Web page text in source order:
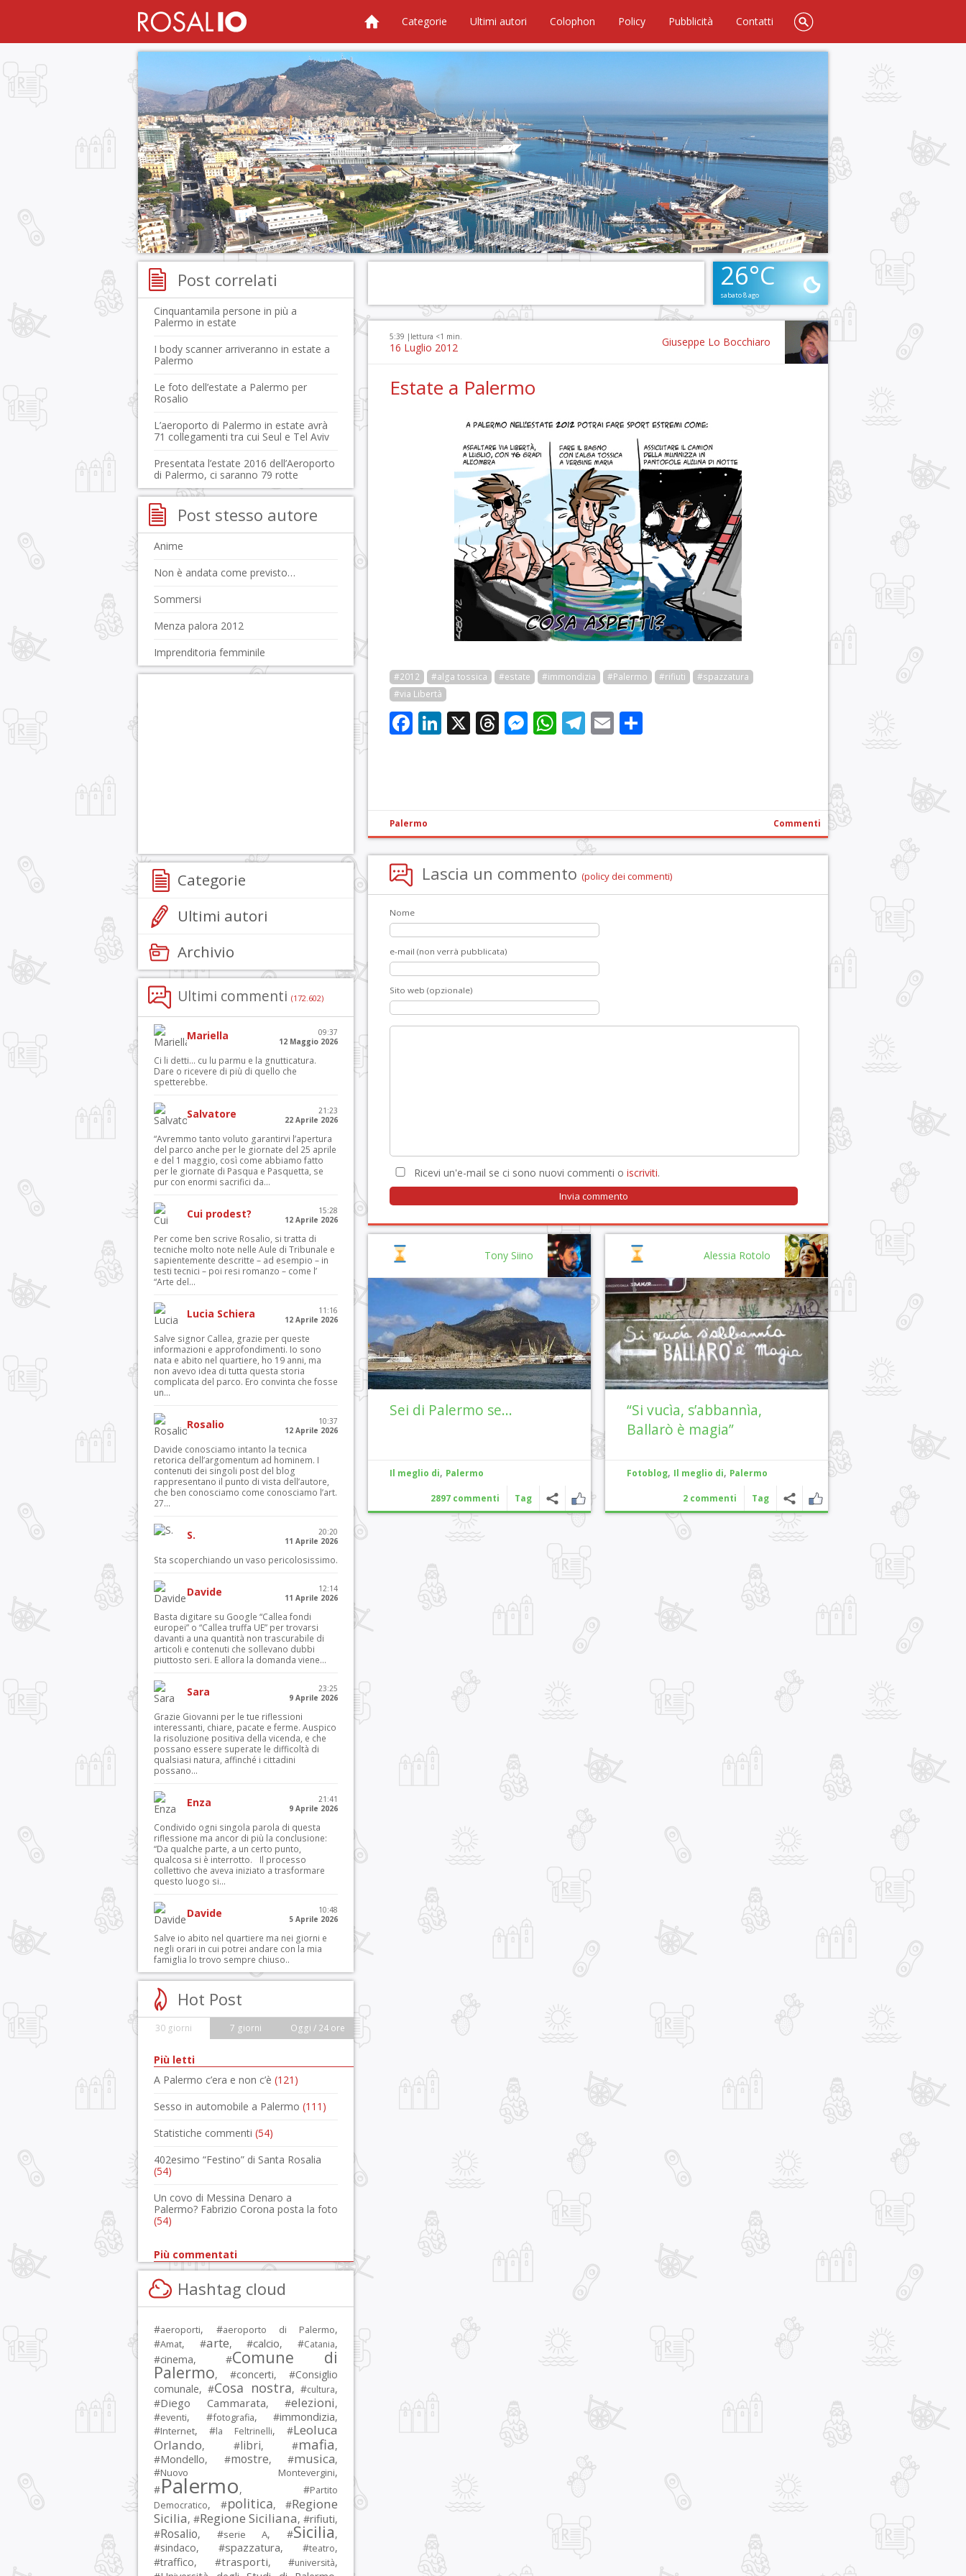
Categorie Ultimi autori Colophon Policy Pubblicità Contatti
26°C
sabato 8 ago
5:39 | lettura <1 min.
16 Luglio 2012 Giuseppe Lo Bocchiaro
Estate a Palermo
#2012 #alga tossica #estate #immondizia #Palermo #rifiuti
#spazzatura
#via Libertà
Facebook
LinkedIn
X Threads
Messenger
WhatsApp
Telegram
Email
Palermo Commenti
Lascia un commento (policy dei commenti)
Nome
e-mail (non verrà pubblicata)
Sito web (opzionale)
Ricevi un'e-mail se ci sono nuovi commenti o iscriviti.
Alessia Rotolo
“Si vucìa, s’abbannìa,
Ballarò è magia”
Fotoblog, Il meglio di, Palermo
2 commenti Tag
Tony Siino
Sei di Palermo se…
Il meglio di, Palermo
2897 commenti Tag
Post correlati
Cinquantamila persone in più a
Palermo in estate
I body scanner arriveranno in estate a
Palermo
Le foto dell’estate a Palermo per
Rosalio
L’aeroporto di Palermo in estate avrà
71 collegamenti tra cui Seul e Tel Aviv
Presentata l’estate 2016 dell’Aeroporto
di Palermo, ci saranno 79 rotte
Post stesso autore
Anime
Non è andata come previsto…
Sommersi
Menza palora 2012
Imprenditoria femminile
Categorie
Ultimi autori
Archivio
Ultimi commenti (172.602)
Mariella
09:37
12 Maggio 2026
Ci li detti… cu lu parmu e la gnutticatura.
Dare o ricevere di più di quello che
spetterebbe.
Salvatore
21:23
22 Aprile 2026
“Avremmo tanto voluto garantirvi l’apertura
del parco anche per le giornate del 25 aprile
e del 1 maggio, così come abbiamo fatto
per le giornate di Pasqua e Pasquetta, se
pur con enormi sacrifici da...
Cui prodest?
15:28
12 Aprile 2026
Per come ben scrive Rosalio, si tratta di
tecniche molto note nelle Aule di Tribunale e
sapientemente descritte – ad esempio – in
testi tecnici – poi resi romanzo – come l’
“Arte del...
Lucia Schiera
11:16
12 Aprile 2026
Salve signor Callea, grazie per queste
informazioni e approfondimenti. Io sono
nata e abito nel quartiere, ho 19 anni, ma
non avevo idea di tutta questa storia
complicata del parco. Ero convinta che fosse
un...
Rosalio
10:37
12 Aprile 2026
Davide conosciamo intanto la tecnica
retorica dell’argomentum ad hominem. I
contenuti dei singoli post del blog
rappresentano il punto di vista dell’autore,
che ben conosciamo come conosciamo l’art.
27...
S.
20:20
11 Aprile 2026
Sta scoperchiando un vaso pericolosissimo.
Davide
12:14
11 Aprile 2026
Basta digitare su Google “Callea fondi
europei” o “Callea truffa UE” per trovarsi
davanti a una quantità non trascurabile di
articoli e contenuti che sollevano dubbi
piuttosto seri. E allora la domanda viene...
Sara
23:25
9 Aprile 2026
Grazie Giovanni per le tue riflessioni
interessanti, chiare, pacate e ferme. Auspico
la risoluzione positiva della vicenda, e che
possano essere superate le difficoltà di
qualsiasi natura, affinché i cittadini
possano...
Enza
21:41
9 Aprile 2026
Condivido ogni singola parola di questa
riflessione ma ancor di più la conclusione:
“Da qualche parte, a un certo punto,
qualcosa si è interrotto. Il processo
collettivo che aveva iniziato a trasformare
questo luogo si...
Davide
10:48
5 Aprile 2026
Salve io abito nel quartiere ma nei giorni e
negli orari in cui potrei andare con la mia
famiglia lo trovo sempre chiuso..
Hot Post
30 giorni 7 giorni Oggi / 24 ore
Più letti
A Palermo c’era e non c’è (121)
Sesso in automobile a Palermo (111)
Statistiche commenti (54)
402esimo “Festino” di Santa Rosalia
(54)
Un covo di Messina Denaro a
Palermo? Fabrizio Corona posta la foto
(54)
Più commentati
Hashtag cloud
#aeroporti, #aeroporto di Palermo,
#Amat, #arte, #calcio, #Catania,
#cinema, #Comune di
Palermo, #concerti, #Consiglio
comunale, #Cosa nostra, #cultura,
#Diego Cammarata, #elezioni,
#eventi, #fotografia, #immondizia,
#Internet, #la Feltrinelli, #Leoluca
Orlando, #libri, #mafia,
#Mondello, #mostre, #musica,
#Nuovo Montevergini,
#Palermo, #Partito
Democratico, #politica, #Regione
Sicilia, #Regione Siciliana, #rifiuti,
#Rosalio, #serie A, #Sicilia,
#sindaco, #spazzatura, #teatro,
#traffico, #trasporti, #università,